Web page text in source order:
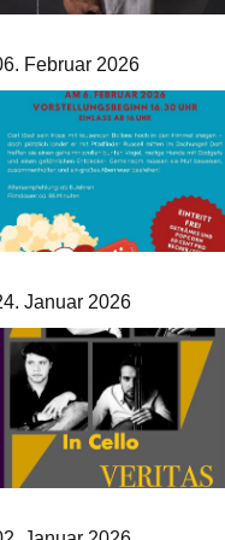
Februar 2026
Januar 2026